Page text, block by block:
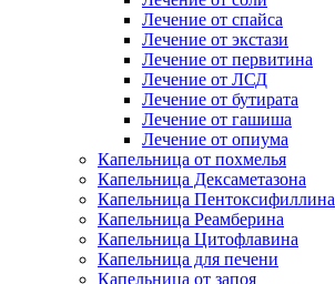
Лечение от спайса
Лечение от экстази
Лечение от первитина
Лечение от ЛСД
Лечение от бутирата
Лечение от гашиша
Лечение от опиума
Капельница от похмелья
Капельница Дексаметазона
Капельница Пентоксифиллина
Капельница Реамберина
Капельница Цитофлавина
Капельница для печени
Капельница от запоя